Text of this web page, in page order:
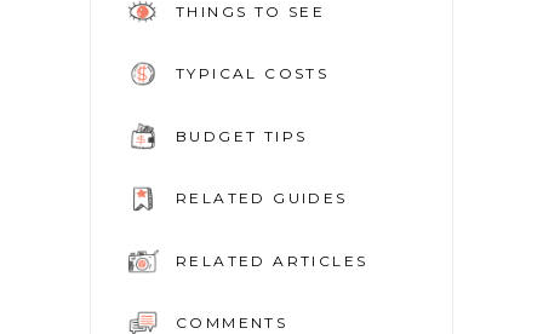
THINGS TO SEE
TYPICAL COSTS
BUDGET TIPS
RELATED GUIDES
RELATED ARTICLES
COMMENTS